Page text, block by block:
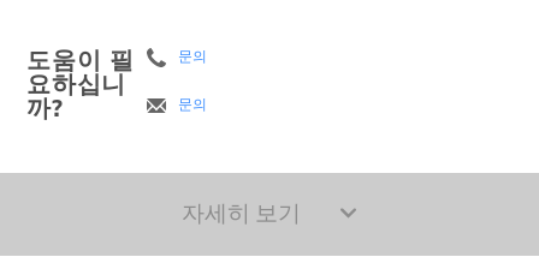
도움이 필
요하십니
까?
문의
문의
자세히 보기